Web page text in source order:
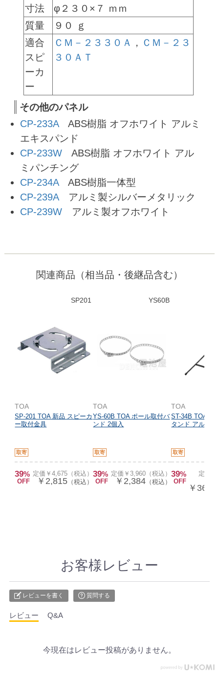
寸法
φ２３０×７ ｍｍ
質量
９０ ｇ
適合
スピ
ーカ
ー
ＣＭ－２３３０Ａ ， ＣＭ－２３
３０ＡＴ
その他のパネル
CP-233AABS樹脂 オフホワイト アルミ
エキスパンド
CP-233WABS樹脂 オフホワイト アル
ミパンチング
CP-234AABS樹脂一体型
CP-239Aアルミ製シルバーメタリック
CP-239Wアルミ製オフホワイト
関連商品（相当品・後継品含む）
SP201
TOA
SP-201 TOA 新品 スピーカ
ー取付金具
取寄
39%
OFF
定価￥4,675（税込）
￥2,815 （税込）
YS60B
TOA
YS-60B TOA ポール取付バ
ンド 2個入
取寄
39%
OFF
定価￥3,960（税込）
￥2,384 （税込）
TOA
ST-34B TOA ス
タンド アルミ製
取寄
39%
OFF
定価
￥
お客様レビュー
レビューを書く 質問する
レビュー Q&A
今現在はレビュー投稿がありません。